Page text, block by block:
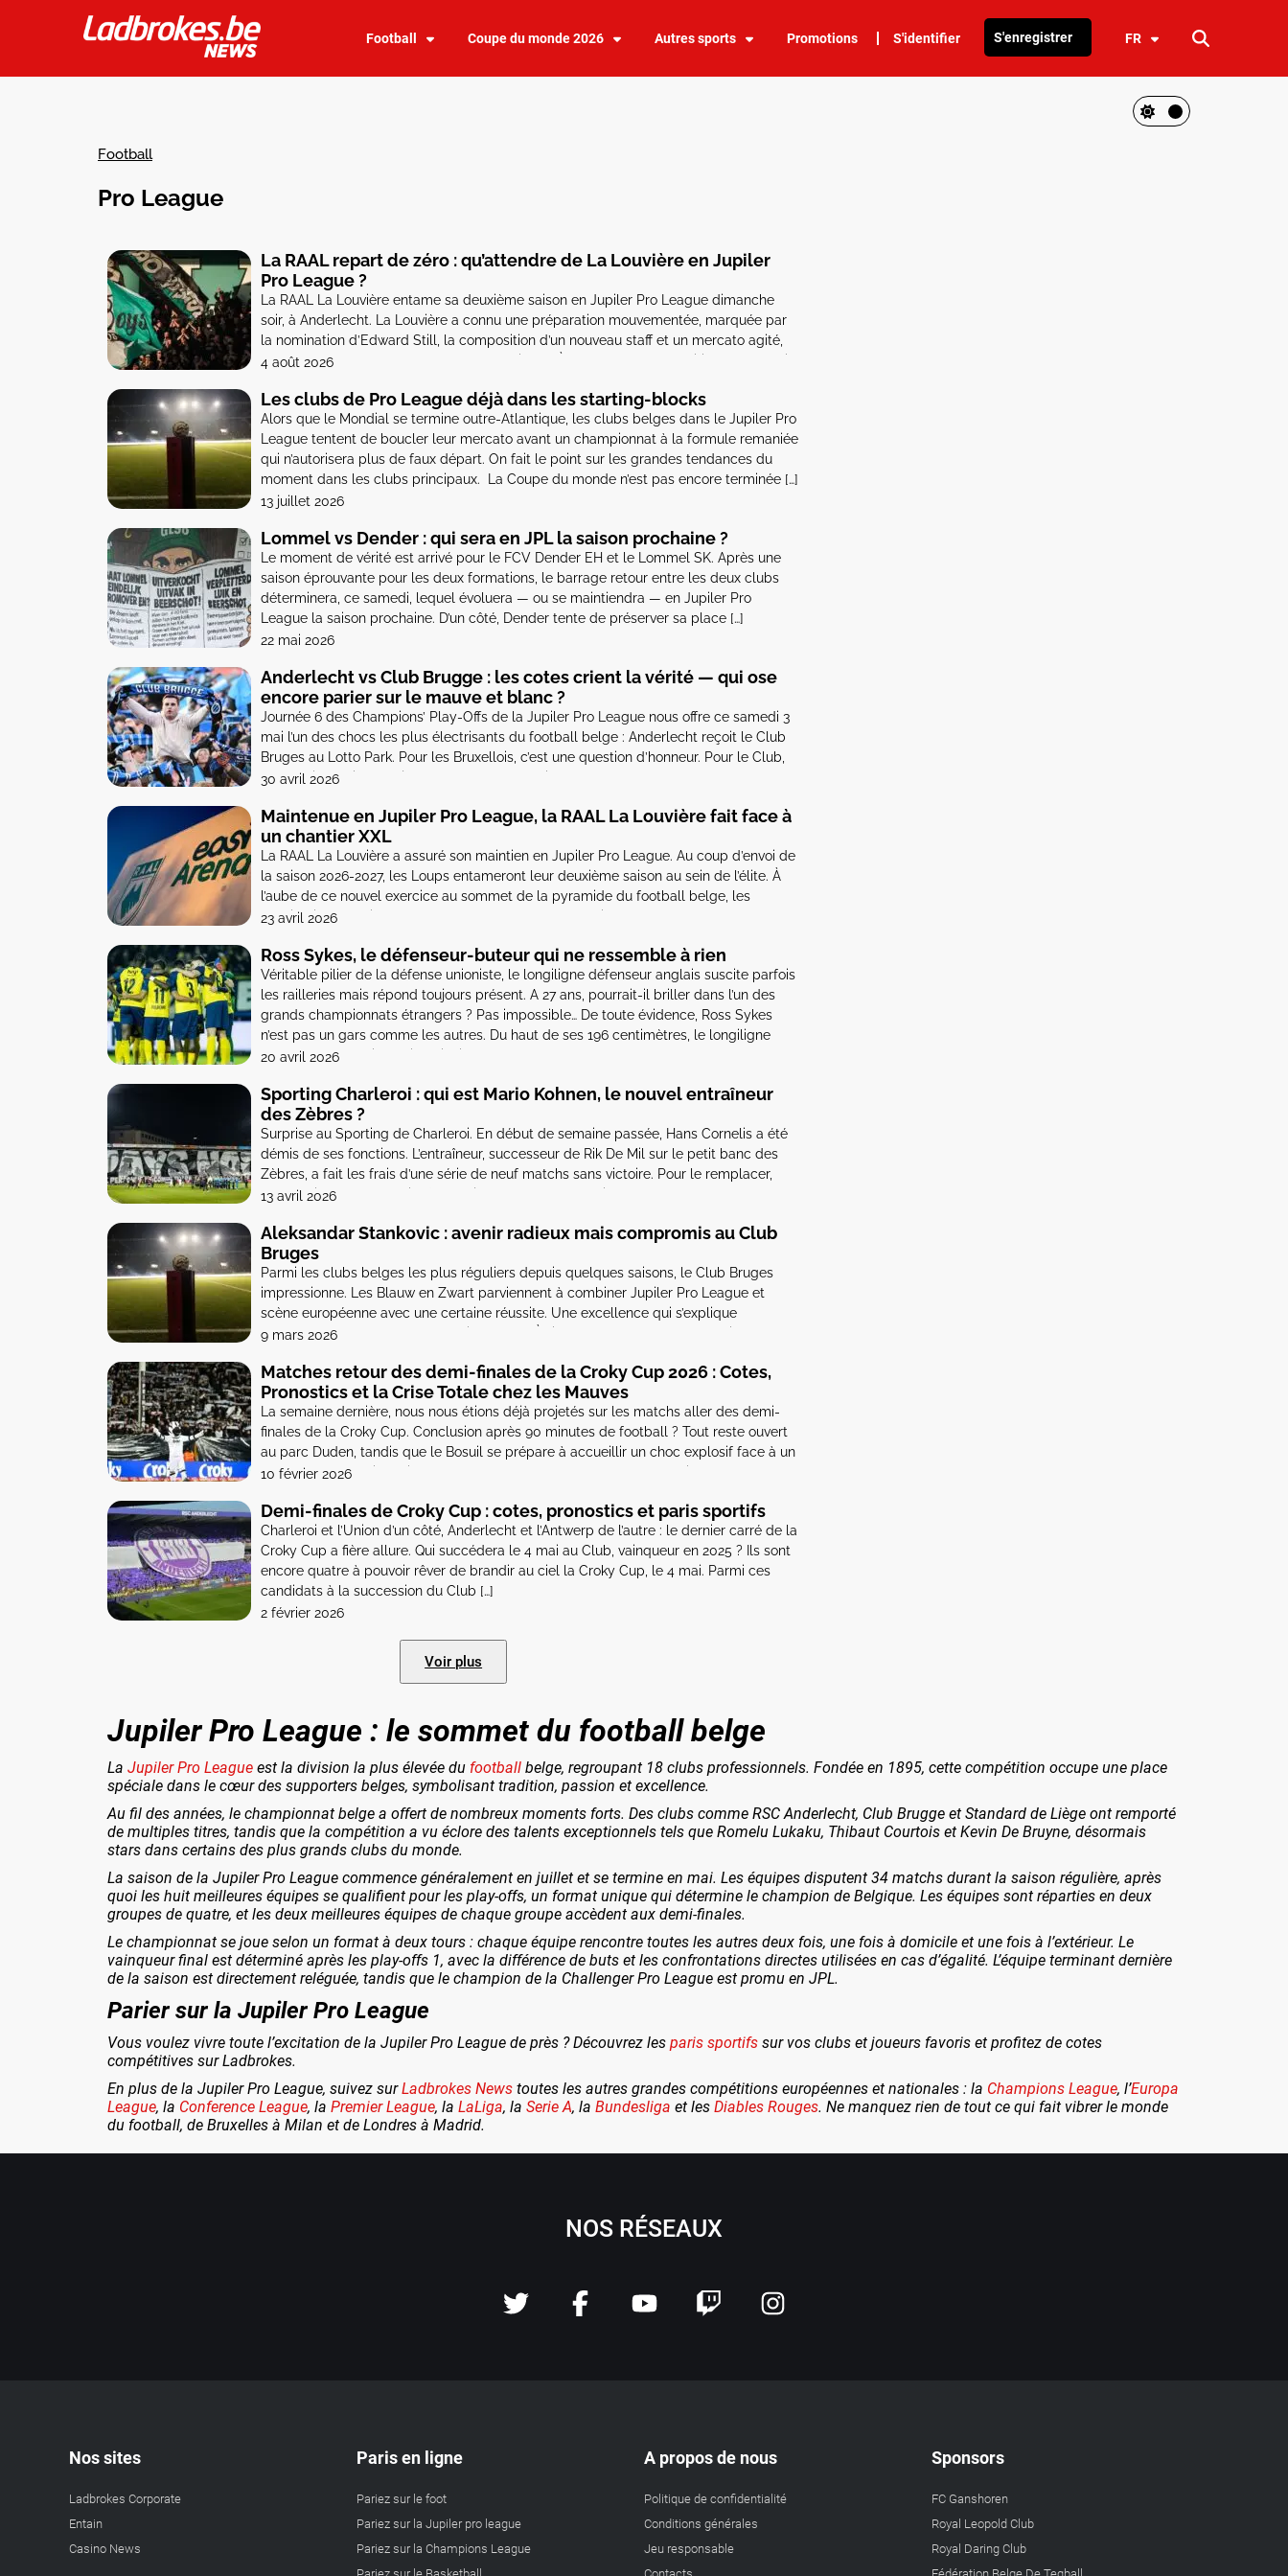
Football Coupe du monde 2026 Autres sports Promotions S'identifier S'enregistrer FR
Football
Pro League
La RAAL repart de zéro : qu’attendre de La Louvière en Jupiler
Pro League ?
La RAAL La Louvière entame sa deuxième saison en Jupiler Pro League dimanche
soir, à Anderlecht. La Louvière a connu une préparation mouvementée, marquée par
la nomination d’Edward Still, la composition d’un nouveau staff et un mercato agité,
dans le sens des départs comme des arrivées. À l’aube de la compétition, que faut-il
4 août 2026
Les clubs de Pro League déjà dans les starting-blocks
Alors que le Mondial se termine outre-Atlantique, les clubs belges dans le Jupiler Pro
League tentent de boucler leur mercato avant un championnat à la formule remaniée
qui n’autorisera plus de faux départ. On fait le point sur les grandes tendances du
moment dans les clubs principaux. La Coupe du monde n’est pas encore terminée […]
13 juillet 2026
Lommel vs Dender : qui sera en JPL la saison prochaine ?
Le moment de vérité est arrivé pour le FCV Dender EH et le Lommel SK. Après une
saison éprouvante pour les deux formations, le barrage retour entre les deux clubs
déterminera, ce samedi, lequel évoluera — ou se maintiendra — en Jupiler Pro
League la saison prochaine. D’un côté, Dender tente de préserver sa place […]
22 mai 2026
Anderlecht vs Club Brugge : les cotes crient la vérité — qui ose
encore parier sur le mauve et blanc ?
Journée 6 des Champions’ Play-Offs de la Jupiler Pro League nous offre ce samedi 3
mai l’un des chocs les plus électrisants du football belge : Anderlecht reçoit le Club
Bruges au Lotto Park. Pour les Bruxellois, c’est une question d’honneur. Pour le Club,
c’est le titre qui est en jeu. Le marché des paris […]
30 avril 2026
Maintenue en Jupiler Pro League, la RAAL La Louvière fait face à
un chantier XXL
La RAAL La Louvière a assuré son maintien en Jupiler Pro League. Au coup d’envoi de
la saison 2026-2027, les Loups entameront leur deuxième saison au sein de l’élite. À
l’aube de ce nouvel exercice au sommet de la pyramide du football belge, les
Louviérois vont faire face à de nombreux défis. En dépit d’un […]
23 avril 2026
Ross Sykes, le défenseur-buteur qui ne ressemble à rien
Véritable pilier de la défense unioniste, le longiligne défenseur anglais suscite parfois
les railleries mais répond toujours présent. A 27 ans, pourrait-il briller dans l’un des
grands championnats étrangers ? Pas impossible… De toute évidence, Ross Sykes
n’est pas un gars comme les autres. Du haut de ses 196 centimètres, le longiligne
défenseur de l’Union Saint-Gilloise […]
20 avril 2026
Sporting Charleroi : qui est Mario Kohnen, le nouvel entraîneur
des Zèbres ?
Surprise au Sporting de Charleroi. En début de semaine passée, Hans Cornelis a été
démis de ses fonctions. L’entraîneur, successeur de Rik De Mil sur le petit banc des
Zèbres, a fait les frais d’une série de neuf matchs sans victoire. Pour le remplacer,
Charleroi a nommé Mario Kohnen jusqu’à la fin de la saison. […]
13 avril 2026
Aleksandar Stankovic : avenir radieux mais compromis au Club
Bruges
Parmi les clubs belges les plus réguliers depuis quelques saisons, le Club Bruges
impressionne. Les Blauw en Zwart parviennent à combiner Jupiler Pro League et
scène européenne avec une certaine réussite. Une excellence qui s’explique
également par un recrutement bien pensé. À l’image d’Aleksandar Stankovic, fils de
9 mars 2026
Matches retour des demi-finales de la Croky Cup 2026 : Cotes,
Pronostics et la Crise Totale chez les Mauves
La semaine dernière, nous nous étions déjà projetés sur les matchs aller des demi-
finales de la Croky Cup. Conclusion après 90 minutes de football ? Tout reste ouvert
au parc Duden, tandis que le Bosuil se prépare à accueillir un choc explosif face à un
Anderlecht en pleine crise. Les matchs aller ont profondément modifié […]
10 février 2026
Demi-finales de Croky Cup : cotes, pronostics et paris sportifs
Charleroi et l’Union d’un côté, Anderlecht et l’Antwerp de l’autre : le dernier carré de la
Croky Cup a fière allure. Qui succédera le 4 mai au Club, vainqueur en 2025 ? Ils sont
encore quatre à pouvoir rêver de brandir au ciel la Croky Cup, le 4 mai. Parmi ces
candidats à la succession du Club […]
2 février 2026
Voir plus
Jupiler Pro League : le sommet du football belge
La Jupiler Pro League est la division la plus élevée du football belge, regroupant 18 clubs professionnels. Fondée en 1895, cette compétition occupe une place
spéciale dans le cœur des supporters belges, symbolisant tradition, passion et excellence.
Au fil des années, le championnat belge a offert de nombreux moments forts. Des clubs comme RSC Anderlecht, Club Brugge et Standard de Liège ont remporté
de multiples titres, tandis que la compétition a vu éclore des talents exceptionnels tels que Romelu Lukaku, Thibaut Courtois et Kevin De Bruyne, désormais
stars dans certains des plus grands clubs du monde.
La saison de la Jupiler Pro League commence généralement en juillet et se termine en mai. Les équipes disputent 34 matchs durant la saison régulière, après
quoi les huit meilleures équipes se qualifient pour les play-offs, un format unique qui détermine le champion de Belgique. Les équipes sont réparties en deux
groupes de quatre, et les deux meilleures équipes de chaque groupe accèdent aux demi-finales.
Le championnat se joue selon un format à deux tours : chaque équipe rencontre toutes les autres deux fois, une fois à domicile et une fois à l’extérieur. Le
vainqueur final est déterminé après les play-offs 1, avec la différence de buts et les confrontations directes utilisées en cas d’égalité. L’équipe terminant dernière
de la saison est directement reléguée, tandis que le champion de la Challenger Pro League est promu en JPL.
Parier sur la Jupiler Pro League
Vous voulez vivre toute l’excitation de la Jupiler Pro League de près ? Découvrez les paris sportifs sur vos clubs et joueurs favoris et profitez de cotes
compétitives sur Ladbrokes.
En plus de la Jupiler Pro League, suivez surLadbrokes News toutes les autres grandes compétitions européennes et nationales : la Champions League, l’Europa
League, la Conference League, la Premier League, la LaLiga, la Serie A, la Bundesliga et les Diables Rouges. Ne manquez rien de tout ce qui fait vibrer le monde
du football, de Bruxelles à Milan et de Londres à Madrid.
NOS RÉSEAUX
Nos sites
Ladbrokes Corporate
Entain
Casino News
Paris en ligne
Pariez sur le foot
Pariez sur la Jupiler pro league
Pariez sur la Champions League
A propos de nous
Politique de confidentialité
Conditions générales
Jeu responsable
Sponsors
FC Ganshoren
Royal Leopold Club
Royal Daring Club